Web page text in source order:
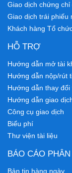
Giao dịch chứng chỉ
Giao dịch trái phiếu
Khách hàng Tổ
HỖ TRỢ
Hướng dẫn mở tài
Hướng dẫn nộp/rút
Hướng dẫn thay
Hướng dẫn giao
Công cụ giao dịch
Biểu phí
Thư viện tài liệu
BÁO CÁO
Bản tin hàng ngày